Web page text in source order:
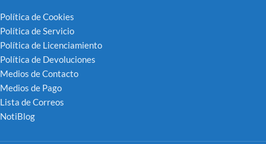
Política de Cookies
Política de Servicio
Política de Licenciamiento
Política de Devoluciones
Medios de Contacto
Medios de Pago
Lista de Correos
NotiBlog